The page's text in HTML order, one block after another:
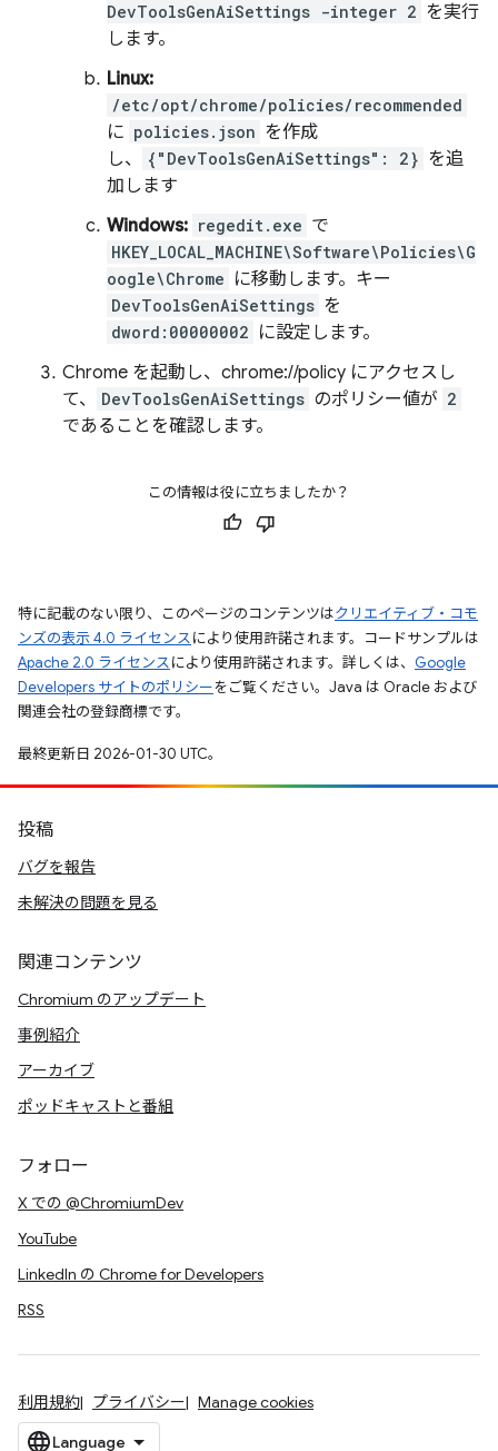
DevToolsGenAiSettings -integer 2 を実行
します。
Linux:
/etc/opt/chrome/policies/recommended
に policies.json を作成
し、
{"DevToolsGenAiSettings": 2} を追
加します
Windows: regedit.exe で
HKEY_LOCAL_MACHINE\Software\Policies\G
oogle\Chrome に移動します。キー
DevToolsGenAiSettings を
dword:00000002 に設定します。
Chrome を起動し、chrome://policy にアクセスし
て、
DevToolsGenAiSettings のポリシー値が 2
であることを確認します。
この情報は役に立ちましたか？
特に記載のない限り、このページのコンテンツはクリエイティブ・コモ
ンズの表示 4.0 ライセンスにより使用許諾されます。コードサンプルは
Apache 2.0 ライセンスにより使用許諾されます。詳しくは、 Google
Developers サイトのポリシーをご覧ください。Java は Oracle および
関連会社の登録商標です。
最終更新日 2026-01-30 UTC。
投稿
バグを報告
未解決の問題を見る
関連コンテンツ
Chromium のアップデート
事例紹介
アーカイブ
ポッドキャストと番組
フォロー
X での @ChromiumDev
YouTube
LinkedIn の Chrome for Developers
RSS
利用規約 プライバシー Manage cookies